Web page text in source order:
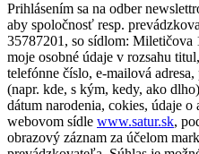
Prihlásením sa na odber
aby spoločnosť resp.
35787201, so sídlom: Miletičova
moje osobné údaje v rozsahu
telefónne číslo, e-mailová
(napr. kde, s kým, kedy, ako
dátum narodenia, cokies, údaje
webovom sídle www.satur.sk,
obrazový záznam za účelom